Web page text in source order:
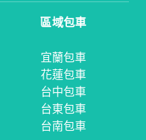
區域包車
宜蘭包車
花蓮包車
台中包車
台東包車
台南包車